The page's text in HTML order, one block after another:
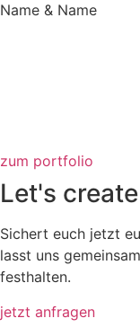
Name & Name
zum portfolio
Let's create
Sichert euch jetzt
lasst uns
festhalten.
jetzt anfragen